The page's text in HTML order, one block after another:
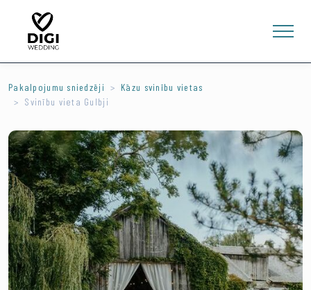
E-VEIKALS
0
LV EN RU Ienākt
Pakalpojumu sniedzēji
Kāzu svinību vietas
Svinību vieta Gulbji